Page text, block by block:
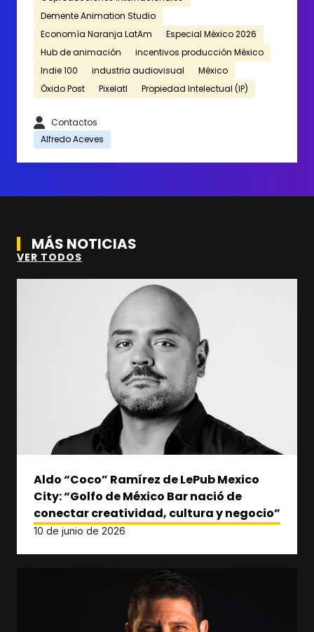
Demente Animation Studio
Economía Naranja LatAm
Especial México 2026
Hub de animación
incentivos producción México
Indie 100
industria audiovisual
México
Óxido Post
Pixelatl Propiedad Intelectual (IP)
Contactos
Alfredo Aceves
MÁS NOTICIAS
VER TODOS
Aldo “Coco” Ramírez de LePub Mexico
City: “Golfo de México Bar nació de
conectar creatividad, cultura y negocio”
10 de junio de 2026